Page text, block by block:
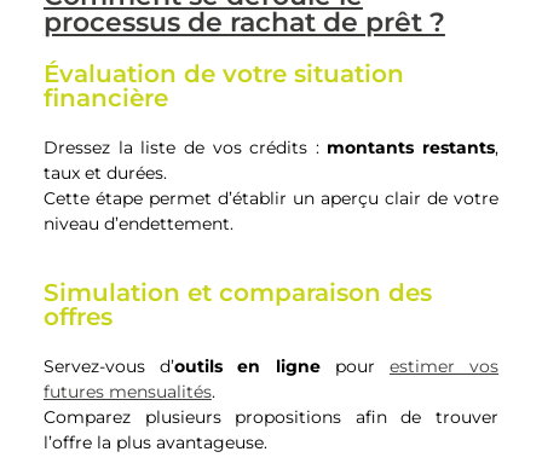
processus de rachat de prêt ?
Évaluation de votre situation
financière
Dressez la liste de vos crédits : montants restants,
taux et durées.
Cette étape permet d’établir un aperçu clair de votre
niveau d’endettement.
Simulation et comparaison des
offres
Servez-vous d’outils en lignepour estimer vos
futures mensualités.
Comparez plusieurs propositions afin de trouver
l’offre la plus avantageuse.